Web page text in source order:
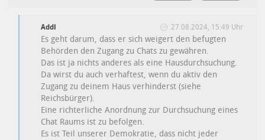
Addi 27.08.2024, 15:49 Uhr
Es geht darum, dass er sich weigert den befugten
Behörden den Zugang zu Chats zu gewähren.
Das ist ja nichts anderes als eine Hausdurchsuchung.
Da wirst du auch verhaftest, wenn du aktiv den
Zugang zu deinem Haus verhinderst (siehe
Reichsbürger).
Eine richterliche Anordnung zur Durchsuchung eines
Chat Raums ist zu befolgen.
Es ist Teil unserer Demokratie, dass nicht jeder